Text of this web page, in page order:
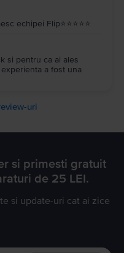
echipei Flip⭐️⭐️⭐️⭐️⭐️
si pentru ca ai ales
a fost una
uri
si primesti gratuit
de 25 LEI.
si update-uri cat ai zice